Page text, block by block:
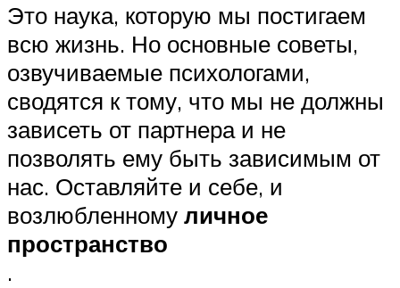
Это наука, которую мы постигаем
всю жизнь. Но основные советы,
озвучиваемые психологами,
сводятся к тому, что мы не должны
зависеть от партнера и не
позволять ему быть зависимым от
нас. Оставляйте и себе, и
возлюбленному личное
пространство
.